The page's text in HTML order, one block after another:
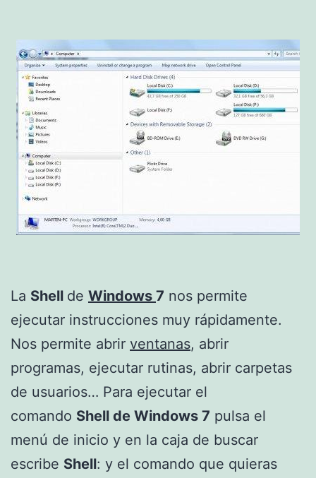
La Shell de Windows 7 nos permite
ejecutar instrucciones muy rápidamente.
Nos permite abrir ventanas, abrir
programas, ejecutar rutinas, abrir carpetas
de usuarios… Para ejecutar el
comando Shell de Windows 7 pulsa el
menú de inicio y en la caja de buscar
escribe Shell: y el comando que quieras